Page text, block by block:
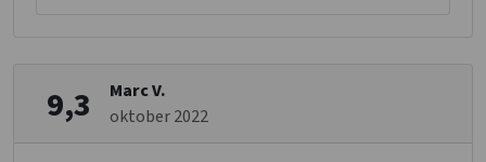
9,3
Marc V.
oktober 2022